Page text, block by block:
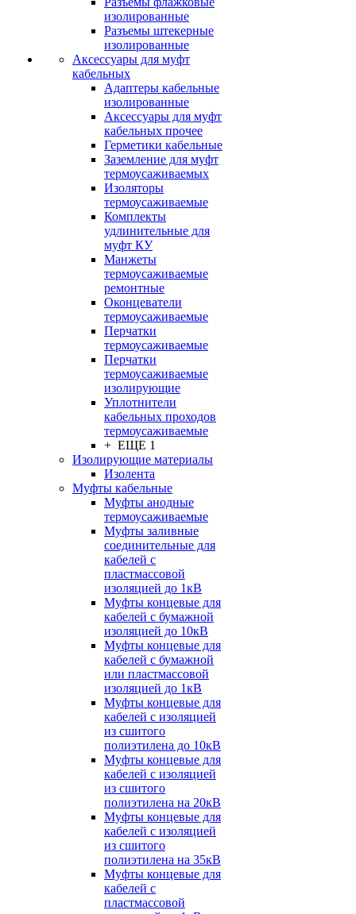
изолированные
Разъемы штекерные
изолированные
Аксессуары для муфт
кабельных
Адаптеры кабельные
изолированные
Аксессуары для муфт
кабельных прочее
Герметики кабельные
Заземление для муфт
термоусаживаемых
Изоляторы
термоусаживаемые
Комплекты
удлинительные для
муфт КУ
Манжеты
термоусаживаемые
ремонтные
Оконцеватели
термоусаживаемые
Перчатки
термоусаживаемые
Перчатки
термоусаживаемые
изолирующие
Уплотнители
кабельных проходов
термоусаживаемые
+ ЕЩЕ 1
Изолирующие материалы
Изолента
Муфты кабельные
Муфты анодные
термоусаживаемые
Муфты заливные
соединительные для
кабелей с
пластмассовой
изоляцией до 1кВ
Муфты концевые для
кабелей с бумажной
изоляцией до 10кВ
Муфты концевые для
кабелей с бумажной
или пластмассовой
изоляцией до 1кВ
Муфты концевые для
кабелей с изоляцией
из сшитого
полиэтилена до 10кВ
Муфты концевые для
кабелей с изоляцией
из сшитого
полиэтилена на 20кВ
Муфты концевые для
кабелей с изоляцией
из сшитого
полиэтилена на 35кВ
Муфты концевые для
кабелей с
пластмассовой